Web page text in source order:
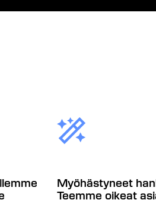
Myöhästyneet
Teemme oikeat